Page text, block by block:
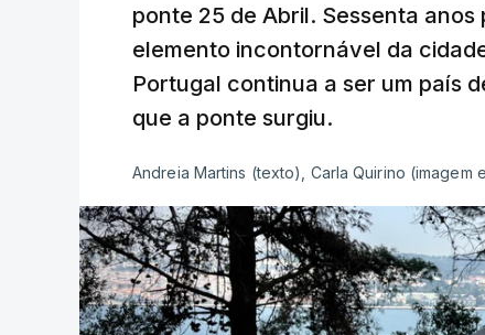
ponte 25 de Abril. Sessenta
elemento incontornável da
Portugal continua a ser um país
que a ponte surgiu.
Andreia Martins (texto), Carla Quirino (imagem